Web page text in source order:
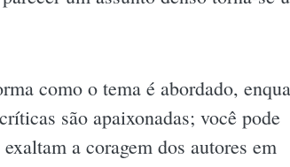
como o tema é abordado,
são apaixonadas; você pode
a coragem dos autores em